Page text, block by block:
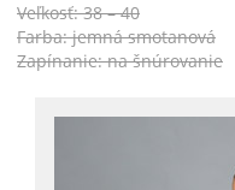
Veľkosť: 38 – 40
Farba: jemná smotanová
Zapínanie: na šnúrovanie